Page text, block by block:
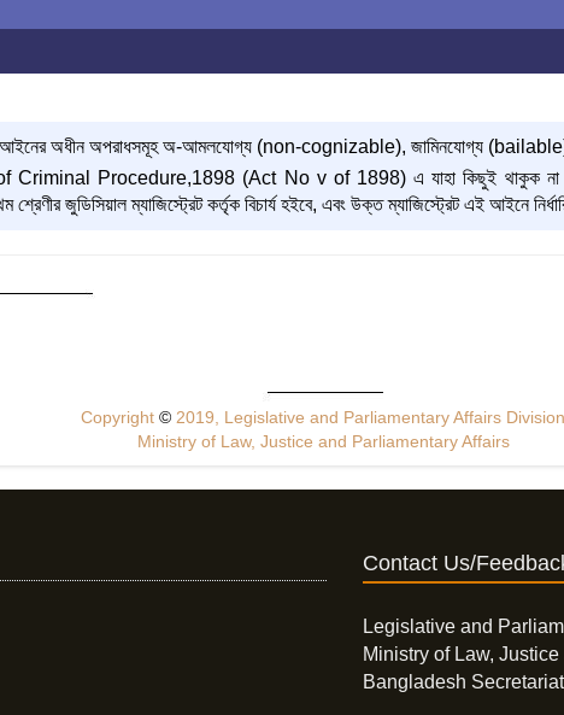
অধীন অপরাধসমূহ অ-আমলযোগ্য (non-cognizable), জামিনযোগ্য
Procedure,1898 (Act No v of 1898) এ যাহা কিছুই থাকুক না কেন,
শ্রেণীর জুডিসিয়াল ম্যাজিস্ট্রেট কর্তৃক বিচার্য হইবে, এবং উক্ত ম্যাজিস্ট্রেট এই আইনে
Copyright© 2019, Legislative and Parliamentary Affairs Division
Ministry of Law, Justice and Parliamentary Affairs
Contact Us/
Legislative and
Ministry of Law,
Bangladesh